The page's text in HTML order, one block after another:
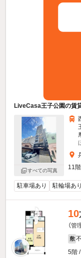
LiveCasa王子公園の賃
すべての写真
11
駐車場あり 駐輪場あり
10
（管
敷
5階